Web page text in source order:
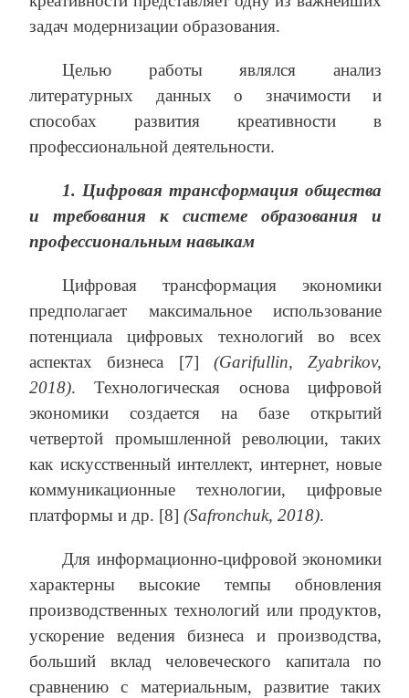
задач модернизации образования.
Целью работы являлся анализ
литературных данных о значимости и
способах развития креативности в
профессиональной деятельности.
1. Цифровая трансформация общества
и требования к системе образования и
профессиональным навыкам
Цифровая трансформация экономики
предполагает максимальное использование
потенциала цифровых технологий во всех
аспектах бизнеса [7] (Garifullin, Zyabrikov,
2018). Технологическая основа цифровой
экономики создается на базе открытий
четвертой промышленной революции, таких
как искусственный интеллект, интернет, новые
коммуникационные технологии, цифровые
платформы и др. [8] (Safronchuk, 2018).
Для информационно-цифровой экономики
характерны высокие темпы обновления
производственных технологий или продуктов,
ускорение ведения бизнеса и производства,
больший вклад человеческого капитала по
сравнению с материальным, развитие таких